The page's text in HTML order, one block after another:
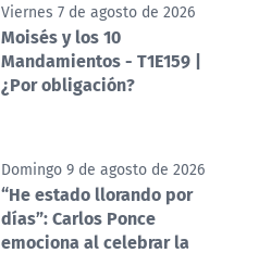
Viernes 7 de agosto de 2026
Moisés y los 10
Mandamientos - T1E159 |
¿Por obligación?
Domingo 9 de agosto de 2026
“He estado llorando por
días”: Carlos Ponce
emociona al celebrar la